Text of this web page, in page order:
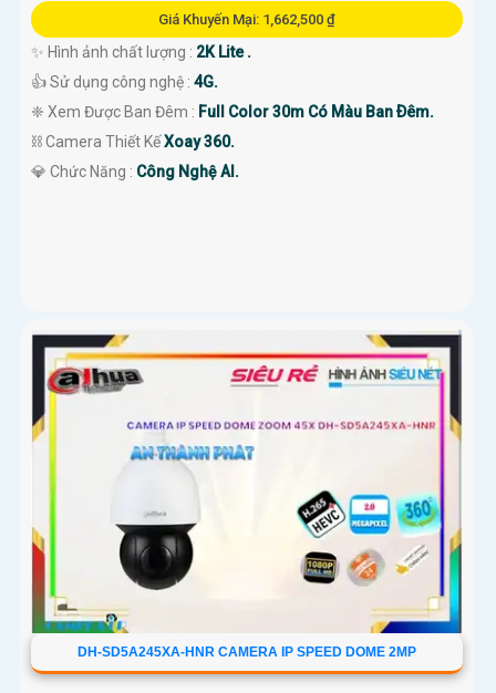
Giá Khuyến Mại: 1,662,500 ₫
✨ Hình ảnh chất lượng : 2K Lite .
👍 Sử dụng công nghệ : 4G.
❈ Xem Được Ban Đêm : Full Color 30m Có Màu Ban Ðêm.
⛓ Camera Thiết KếXoay 360.
️💎 Chức Năng : Công Nghệ AI.
DH-SD5A245XA-HNR CAMERA IP SPEED DOME 2MP